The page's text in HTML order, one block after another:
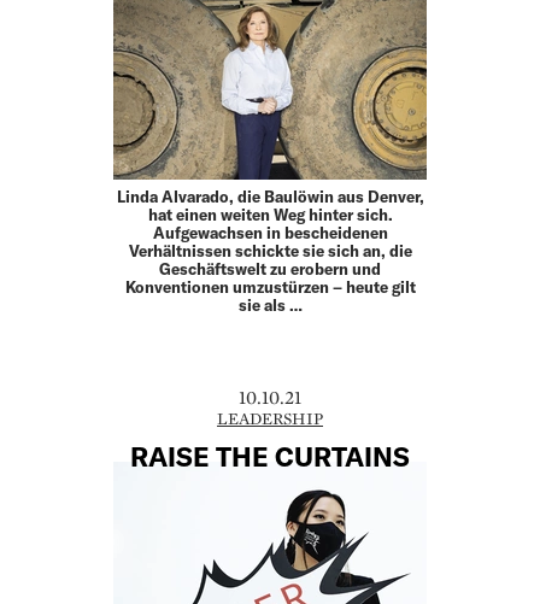
Linda Alvarado, die Baulöwin aus Denver,
hat einen weiten Weg hinter sich.
Aufgewachsen in bescheidenen
Verhältnissen schickte sie sich an, die
Geschäftswelt zu erobern und
Konventionen umzustürzen – heute gilt
sie als …
10.10.21
LEADERSHIP
RAISE THE CURTAINS